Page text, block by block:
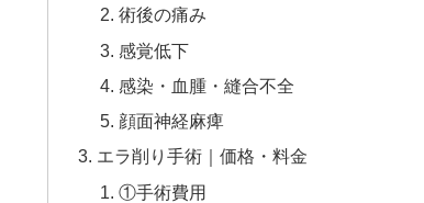
術後の痛み
感覚低下
感染・血腫・縫合不全
顔面神経麻痺
エラ削り手術｜価格・料金
①手術費用